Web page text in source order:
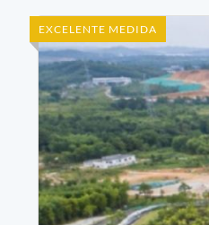
EXCELENTE MEDIDA